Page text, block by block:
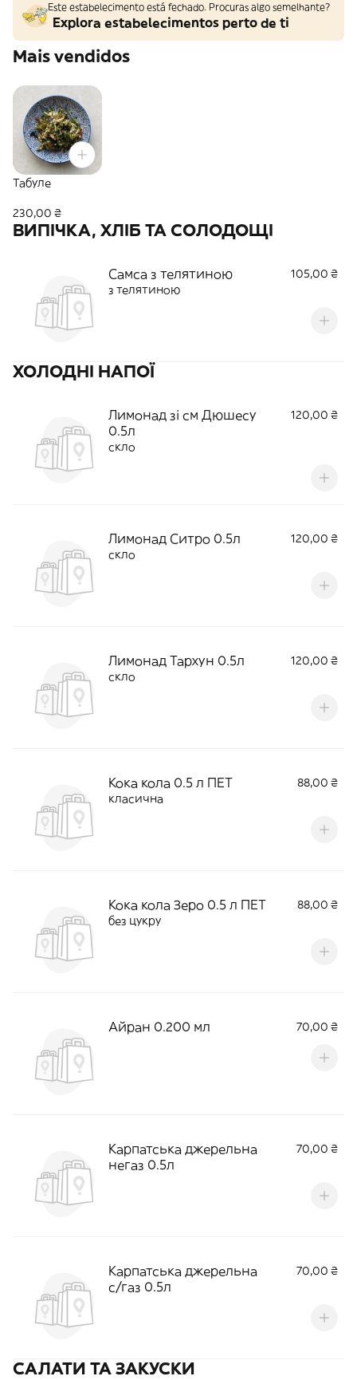
Este estabelecimento está fechado. Procuras algo semelhante?
Explora estabelecimentos perto de ti
Mais vendidos
Табуле
230,00 ₴
ВИПІЧКА, ХЛІБ ТА СОЛОДОЩІ
Самса з телятиною
105,00 ₴
з телятиною
ХОЛОДНІ НАПОЇ
Лимонад зі см Дюшесу
0.5л
120,00 ₴
скло
Лимонад Ситро 0.5л
120,00 ₴
скло
Лимонад Тархун 0.5л
120,00 ₴
скло
Кока кола 0.5 л ПЕТ
88,00 ₴
класична
Кока кола Зеро 0.5 л ПЕТ
88,00 ₴
без цукру
Айран 0.200 мл 70,00 ₴
Карпатська джерельна
негаз 0.5л
70,00 ₴
Карпатська джерельна
с/газ 0.5л
70,00 ₴
САЛАТИ ТА ЗАКУСКИ